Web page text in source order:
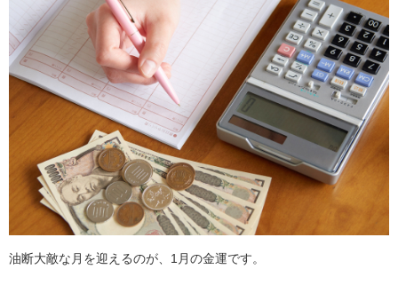
油断大敵な月を迎えるのが、1月の金運です。